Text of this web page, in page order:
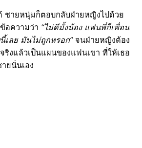
ชายหนุ่มก็ตอบกลับฝ่ายหญิงไปด้วย
อความว่า “ไม่ดีมั้งน้อง แฟนพี่ก็เพื่อน
เลย มันไม่ถูกหรอก” จนฝ่ายหญิงต้อง
ริงแล้วเป็นแผนของแฟนเขา ที่ให้เธอ
ยนั่นเอง